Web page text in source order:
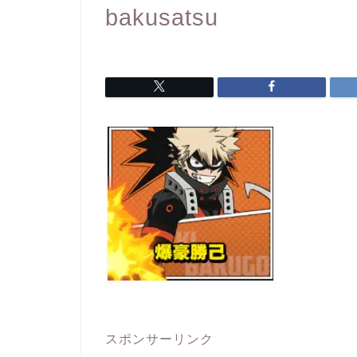
bakusatsu
スポンサーリンク